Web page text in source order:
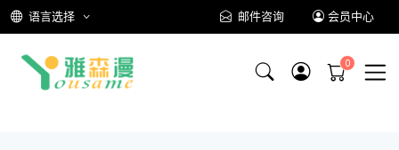
语言选择 邮件咨询 会员中心